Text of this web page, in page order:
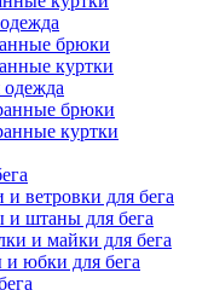
брюки
куртки
брюки
куртки
ветровки для бега
и штаны для бега
и майки для бега
юбки для бега